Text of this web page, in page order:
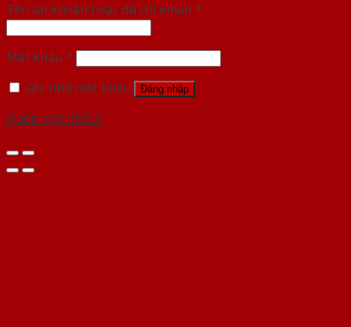
Tên tài khoản hoặc địa chỉ email *
Mật khẩu *
Ghi nhớ mật khẩu
Đăng nhập
Quên mật khẩu?